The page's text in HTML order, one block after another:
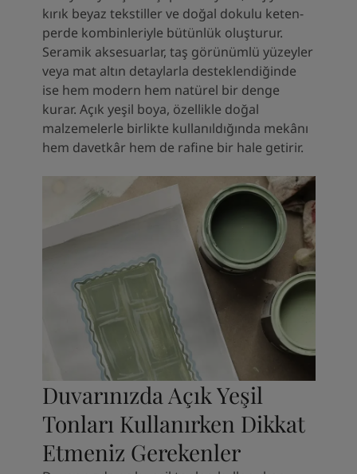
kırık beyaz tekstiller ve doğal dokulu keten-
perde kombinleriyle bütünlük oluşturur.
Seramik aksesuarlar, taş görünümlü yüzeyler
veya mat altın detaylarla desteklendiğinde
ise hem modern hem natürel bir denge
kurar. Açık yeşil boya, özellikle doğal
malzemelerle birlikte kullanıldığında mekânı
hem davetkâr hem de rafine bir hale getirir.
Duvarınızda Açık Yeşil
Tonları Kullanırken Dikkat
Etmeniz Gerekenler